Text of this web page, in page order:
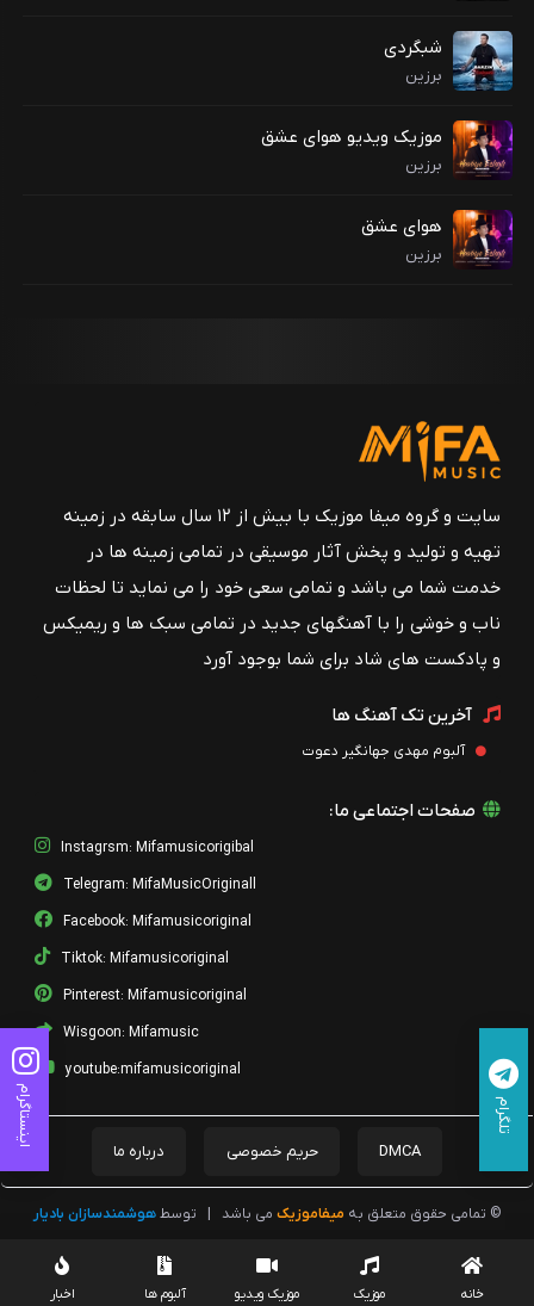
شبگردی
برزین
موزیک ویدیو هوای عشق
برزین
هوای عشق
برزین
سایت و گروه میفا موزیک با بیش از ۱۲ سال سابقه در زمینه
تهیه و تولید و پخش آثار موسیقی در تمامی زمینه ها در
خدمت شما می باشد و تمامی سعی خود را می نماید تا لحظات
ناب و خوشی را با آهنگهای جدید در تمامی سبک ها و ریمیکس
و پادکست های شاد برای شما بوجود آورد
آخرین تک آهنگ ها
آلبوم مهدی جهانگیر دعوت
صفحات اجتماعی ما:
Instagrsm: Mifamusicorigibal
Telegram: MifaMusicOriginall
Facebook: Mifamusicoriginal
Tiktok: Mifamusicoriginal
Pinterest: Mifamusicoriginal
Wisgoon: Mifamusic
youtube:mifamusicoriginal
DMCA حریم خصوصی درباره ما
© تمامی حقوق متعلق به میفاموزیک می باشد توسطهوشمندسازان بادیار
خانه موزیک موزیک ویدیو آلبوم ها اخبار
اینستاگرام تلگرام